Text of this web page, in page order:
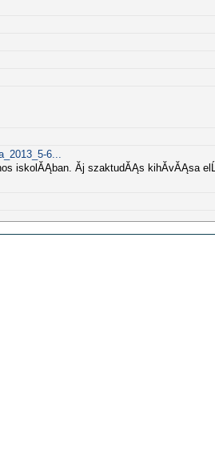
6...
iskolĂĄban. Ăj szaktudĂĄs kihĂ­vĂĄsa